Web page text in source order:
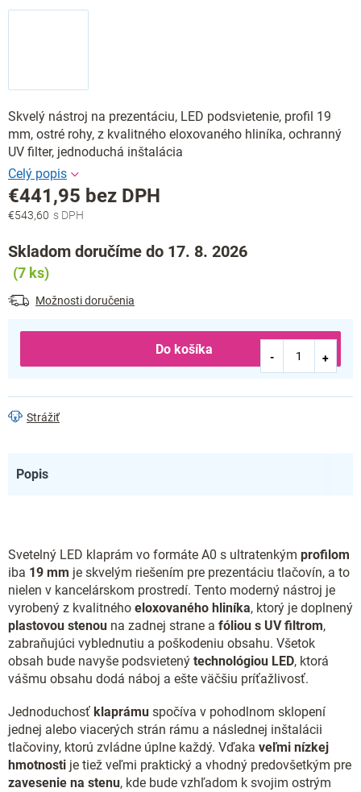
Skvelý nástroj na prezentáciu, LED podsvietenie, profil 19
mm, ostré rohy, z kvalitného eloxovaného hliníka, ochranný
UV filter, jednoduchá inštalácia
€543,60
€441,95 bez DPH
Jednotková
Skladom doručíme do 17. 8. 2026
(7 ks)
Možnosti doručenia
Do košíka
Strážiť
Popis
Svetelný LED klaprám vo formáte A0 s ultratenkým profilom
iba 19 mm je skvelým riešením pre prezentáciu tlačovín, a to
nielen v kancelárskom prostredí. Tento moderný nástroj je
vyrobený z kvalitného eloxovaného hliníka, ktorý je doplnený
plastovou stenou na zadnej strane a fóliou s UV filtrom,
zabraňujúci vyblednutiu a poškodeniu obsahu. Všetok
obsah bude navyše podsvietený technológiou LED, ktorá
vášmu obsahu dodá náboj a ešte väčšiu príťažlivosť.
Jednoduchosť klaprámu spočíva v pohodlnom sklopení
jednej alebo viacerých strán rámu a následnej inštalácii
tlačoviny, ktorú zvládne úplne každý. Vďaka veľmi nízkej
hmotnosti je tiež veľmi praktický a vhodný predovšetkým pre
zavesenie na stenu, kde bude vzhľadom k svojim ostrým